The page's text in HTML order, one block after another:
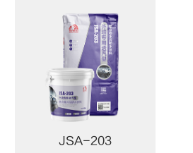
JSA-203